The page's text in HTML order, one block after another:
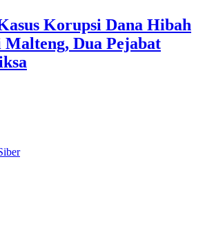
Korupsi Dana Hibah
Dua Pejabat